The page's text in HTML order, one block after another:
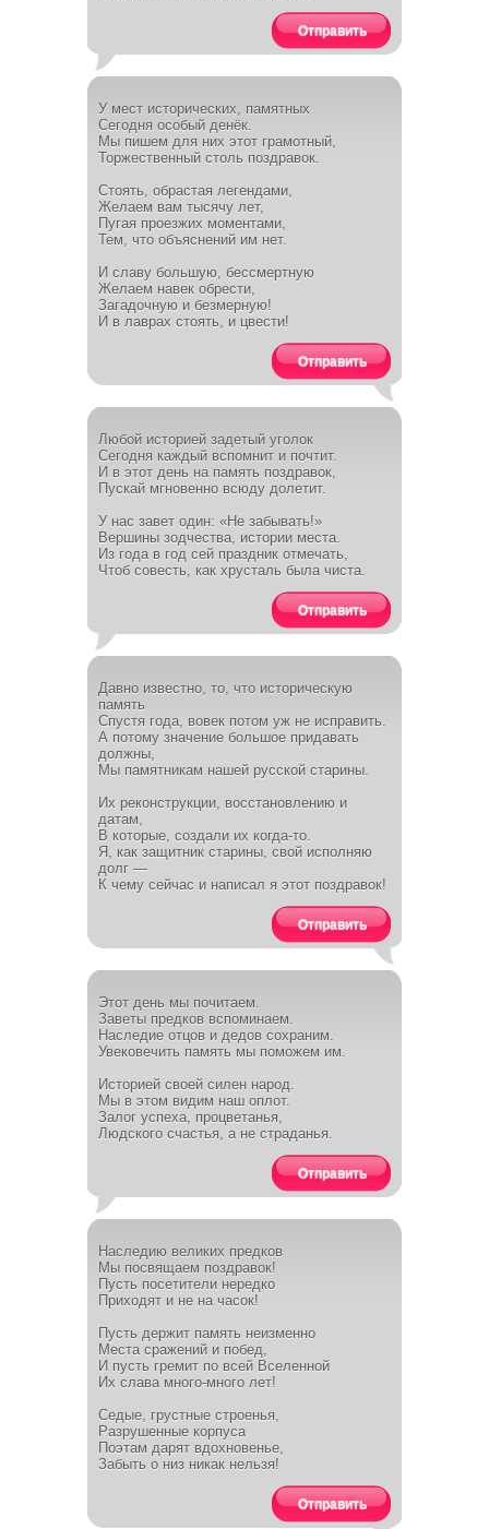
Отправить
У мест исторических, памятных
Сегодня особый денёк.
Мы пишем для них этот грамотный,
Торжественный столь поздравок.
Стоять, обрастая легендами,
Желаем вам тысячу лет,
Пугая проезжих моментами,
Тем, что объяснений им нет.
И славу большую, бессмертную
Желаем навек обрести,
Загадочную и безмерную!
И в лаврах стоять, и цвести!
Отправить
Любой историей задетый уголок
Сегодня каждый вспомнит и почтит.
И в этот день на память поздравок,
Пускай мгновенно всюду долетит.
У нас завет один: «Не забывать!»
Вершины зодчества, истории места.
Из года в год сей праздник отмечать,
Чтоб совесть, как хрусталь была чиста.
Отправить
Давно известно, то, что историческую
память
Спустя года, вовек потом уж не исправить.
А потому значение большое придавать
должны,
Мы памятникам нашей русской старины.
Их реконструкции, восстановлению и
датам,
В которые, создали их когда-то.
Я, как защитник старины, свой исполняю
долг —
К чему сейчас и написал я этот поздравок!
Отправить
Этот день мы почитаем.
Заветы предков вспоминаем.
Наследие отцов и дедов сохраним.
Увековечить память мы поможем им.
Историей своей силен народ.
Мы в этом видим наш оплот.
Залог успеха, процветанья,
Людского счастья, а не страданья.
Отправить
Наследию великих предков
Мы посвящаем поздравок!
Пусть посетители нередко
Приходят и не на часок!
Пусть держит память неизменно
Места сражений и побед,
И пусть гремит по всей Вселенной
Их слава много-много лет!
Седые, грустные строенья,
Разрушенные корпуса
Поэтам дарят вдохновенье,
Забыть о низ никак нельзя!
Отправить